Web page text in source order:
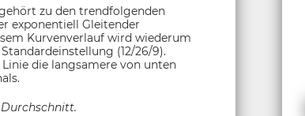
zu den trendfolgenden
exponentiell Gleitender
Kurvenverlauf wird wiederum
(12/26/9).
die langsamere von unten